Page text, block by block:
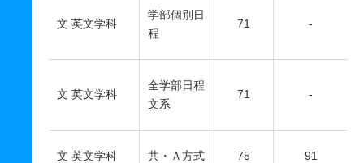
文 英文学科
学部個別日
程
71 -
文 英文学科
全学部日程
文系
71 -
文 英文学科 共・Ａ方式 75 91